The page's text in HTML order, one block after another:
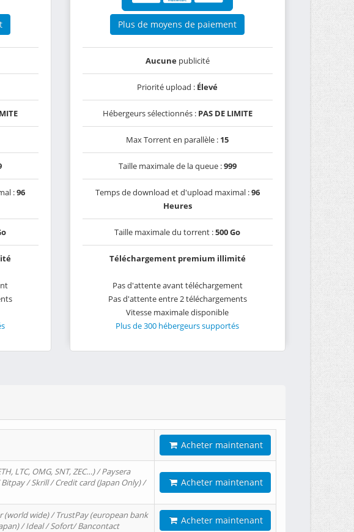
:96
Plus de moyens de paiement
Aucunepublicité
Priorité upload : Élevé
Hébergeurs sélectionnés : PAS DE LIMITE
Max Torrent en parallèle : 15
Taille maximale de la queue :999
Temps de download et d'upload maximal :96
Heures
Taille maximale du torrent :500 Go
Téléchargement premium illimité
Pas d'attente avant téléchargement
Pas d'attente entre 2 téléchargements
Vitesse maximale disponible
Plus de 300 hébergeurs supportés
Acheter maintenant
LTC, OMG, SNT, ZEC…) / Paysera
/ Skrill / Credit card (Japan Only) /
Acheter maintenant
(world wide) / TrustPay (european bank
/ Ideal / Sofort/ Bancontact
Acheter maintenant